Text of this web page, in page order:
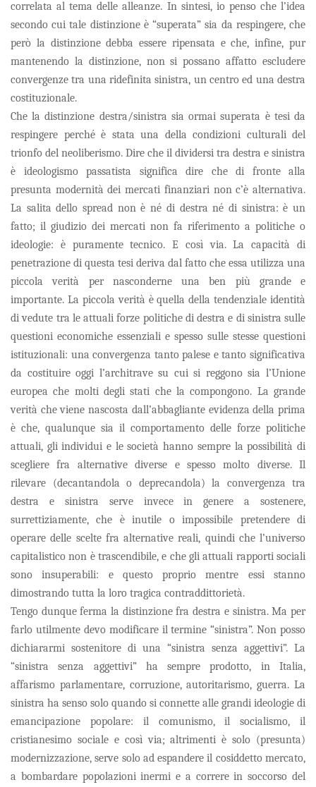
correlata al tema delle alleanze. In sintesi, io penso che l’idea
secondo cui tale distinzione è “superata” sia da respingere, che
però la distinzione debba essere ripensata e che, infine, pur
mantenendo la distinzione, non si possano affatto escludere
convergenze tra una ridefinita sinistra, un centro ed una destra
costituzionale.
Che la distinzione destra/sinistra sia ormai superata è tesi da
respingere perché è stata una della condizioni culturali del
trionfo del neoliberismo. Dire che il dividersi tra destra e sinistra
è ideologismo passatista significa dire che di fronte alla
presunta modernità dei mercati finanziari non c’è alternativa.
La salita dellospread non è né di destra né di sinistra: è un
fatto; il giudizio dei mercati non fa riferimento a politiche o
ideologie: è puramente tecnico. E così via. La capacità di
penetrazione di questa tesi deriva dal fatto che essa utilizza una
piccola verità per nasconderne una ben più grande e
importante. La piccola verità è quella della tendenziale identità
di vedute tra le attuali forze politiche di destra e di sinistra sulle
questioni economiche essenziali e spesso sulle stesse questioni
istituzionali: una convergenza tanto palese e tanto significativa
da costituire oggi l’architrave su cui si reggono sia l’Unione
europea che molti degli stati che la compongono. La grande
verità che viene nascosta dall’abbagliante evidenza della prima
è che, qualunque sia il comportamento delle forze politiche
attuali, gli individui e le società hanno sempre la possibilità di
scegliere fra alternative diverse e spesso molto diverse. Il
rilevare (decantandola o deprecandola) la convergenza tra
destra e sinistra serve invece in genere a sostenere,
surrettiziamente, che è inutile o impossibile pretendere di
operare delle scelte fra alternative reali, quindi che l’universo
capitalistico non è trascendibile, e che gli attuali rapporti sociali
sono insuperabili: e questo proprio mentre essi stanno
dimostrando tutta la loro tragica contraddittorietà.
Tengo dunque ferma la distinzione fra destra e sinistra. Ma per
farlo utilmente devo modificare il termine “sinistra”. Non posso
dichiararmi sostenitore di una “sinistra senza aggettivi”. La
“sinistra senza aggettivi” ha sempre prodotto, in Italia,
affarismo parlamentare, corruzione, autoritarismo, guerra. La
sinistra ha senso solo quando si connette alle grandi ideologie di
emancipazione popolare: il comunismo, il socialismo, il
cristianesimo sociale e così via; altrimenti è solo (presunta)
modernizzazione, serve solo ad espandere il cosiddetto mercato,
a bombardare popolazioni inermi e a correre in soccorso del